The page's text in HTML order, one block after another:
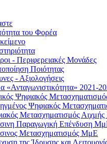
του Φορέα
- Περιφερειακές Μονάδες
Ποιότητας
- Αξιολογήσεις
«Ανταγωνιστικότητα» 2021-
Ψηφιακός
Ψηφιακός
Μετασχηματισμός
Παραγωγική Επένδυση
Μετασχηματισμός ΜμΕ
της Ίδρυσης και